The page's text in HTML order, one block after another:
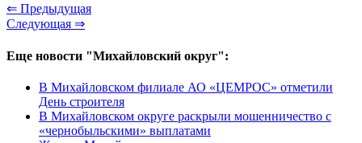
⇐ Предыдущая
Следующая ⇒
Еще новости "Михайловский округ":
В Михайловском филиале АО «ЦЕМРОС» отметили
День строителя
В Михайловском округе раскрыли мошенничество с
«чернобыльскими» выплатами